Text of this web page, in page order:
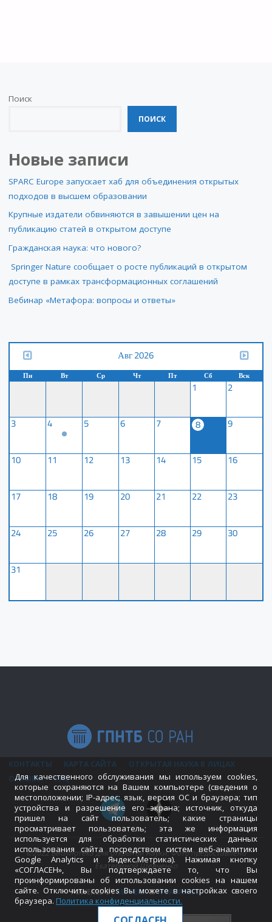
Поиск
ПОИСК
Новые записи
SPARC Europe запускает хаб для объединения открытых
подходов в высшем образовании
Крупные издатели обвиняются в завышении цен на
публикацию статей в открытом доступе
Гражданская наука: что нового?
Springer Nature сообщает о росте публикаций в открытом
доступе в рамках трансформационных соглашений
Вебинар «Метафора: вопросы и ответы»
Авг 2026
Пн Вт Ср Чт Пт Сб Вск
1 2
3 4 5 6 7 8 9
10 11 12 13 14 15 16
17 18 19 20 21 22 23
24 25 26 27 28 29 30
31
КОНТАКТЫ КАРТА САЙТА
ОТКРЫТАЯ НАУКА В ЛИЦАХ
ОТЗЫВЫ
FAQ
©2022 Библиотека для открытой науки. Фото предоставлено
Екатериной Шевченко
POWERED BYSEPTERA&WORDPRESS.
Для качественного обслуживания мы используем cookies,
которые сохраняются на Вашем компьютере (сведения о
местоположении; IP-адрес; язык, версия ОС и браузера; тип
устройства и разрешение его экрана; источник, откуда
пришел на сайт пользователь; какие страницы
просматривает пользователь; эта же информация
используется для обработки статистических данных
использования сайта посредством систем веб-аналитики
Google Analytics и Яндекс.Метрика). Нажимая кнопку
«СОГЛАСЕН», Вы подтверждаете то, что Вы
проинформированы об использовании cookies на нашем
сайте. Отключить cookies Вы можете в настройках своего
браузера. Политика конфиденциальности.